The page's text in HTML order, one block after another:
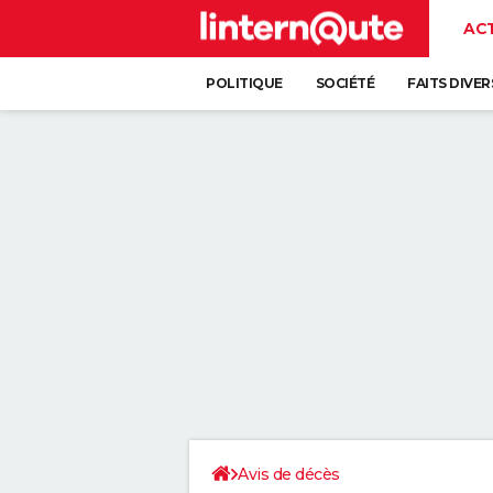
POLITIQUE SOCIÉTÉ FAITS
Avis de décès